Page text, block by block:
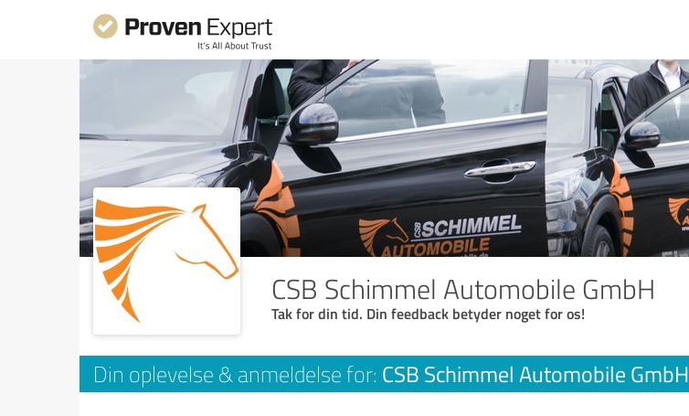
CSB Schimmel Automobile GmbH
Tak for din tid. Din feedback betyder noget for os!
Din oplevelse & anmeldelse for: CSB Schimmel Automobile GmbH